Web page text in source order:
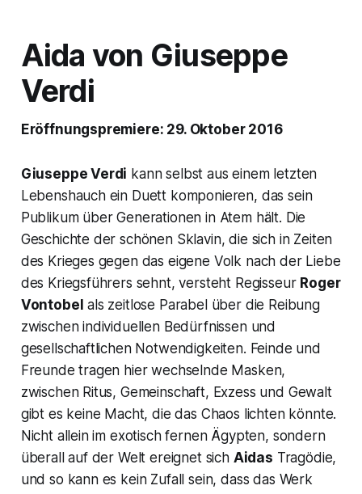
Aida von Giuseppe
Verdi
Eröffnungspremiere: 29. Oktober 2016
Giuseppe Verdi kann selbst aus einem letzten
Lebenshauch ein Duett komponieren, das sein
Publikum über Generationen in Atem hält. Die
Geschichte der schönen Sklavin, die sich in Zeiten
des Krieges gegen das eigene Volk nach der Liebe
des Kriegsführers sehnt, versteht Regisseur Roger
Vontobel als zeitlose Parabel über die Reibung
zwischen individuellen Bedürfnissen und
gesellschaftlichen Notwendigkeiten. Feinde und
Freunde tragen hier wechselnde Masken,
zwischen Ritus, Gemeinschaft, Exzess und Gewalt
gibt es keine Macht, die das Chaos lichten könnte.
Nicht allein im exotisch fernen Ägypten, sondern
überall auf der Welt ereignet sich Aidas Tragödie,
und so kann es kein Zufall sein, dass das Werk